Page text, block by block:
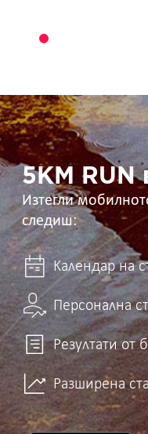
5KM
RUN
в
ръцете
ти 5KM RUN
Изтегли
следиш:
Календар на
Персонална
Резултати от
Разширена